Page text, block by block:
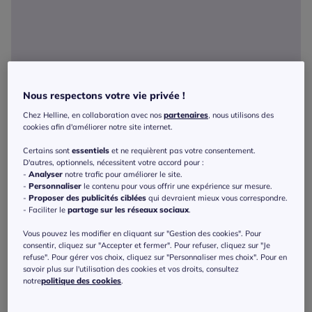
Nous respectons votre vie privée !
Chez Helline, en collaboration avec nospartenaires, nous utilisons des
cookies afin d'améliorer notre site internet.
Certains sontessentiels et ne requièrent pas votre consentement.
D'autres, optionnels, nécessitent votre accord pour :
-Analyser notre trafic pour améliorer le site.
-Personnaliser le contenu pour vous offrir une expérience sur mesure.
-Proposer des publicités ciblées qui devraient mieux vous correspondre.
- Faciliter lepartage sur les réseaux sociaux.
Vous pouvez les modifier en cliquant sur "Gestion des cookies". Pour
consentir, cliquez sur "Accepter et fermer". Pour refuser, cliquez sur "Je
refuse". Pour gérer vos choix, cliquez sur "Personnaliser mes choix". Pour en
savoir plus sur l'utilisation des cookies et vos droits, consultez
notrepolitique des cookies.